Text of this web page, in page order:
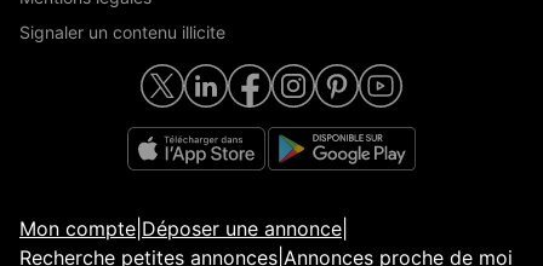
Signaler un contenu illicite
Mon compte Déposer une annonce
Recherche petites annonces Annonces proche de moi